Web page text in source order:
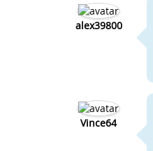
alex39800
Vince64